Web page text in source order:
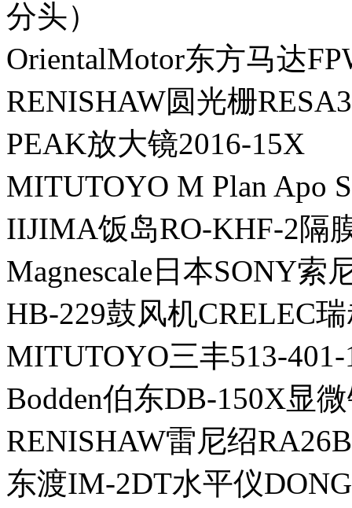
分头）
OrientalMotor东方马达
RENISHAW圆光栅
PEAK放大镜2016-15X
MITUTOYO M Plan Apo
IIJIMA饭岛RO-KHF-2隔
Magnescale日本SONY索
HB-229鼓风机CRELEC
MITUTOYO三丰513-401-
Bodden伯东DB-150X显
RENISHAW雷尼绍
东渡IM-2DT水平仪